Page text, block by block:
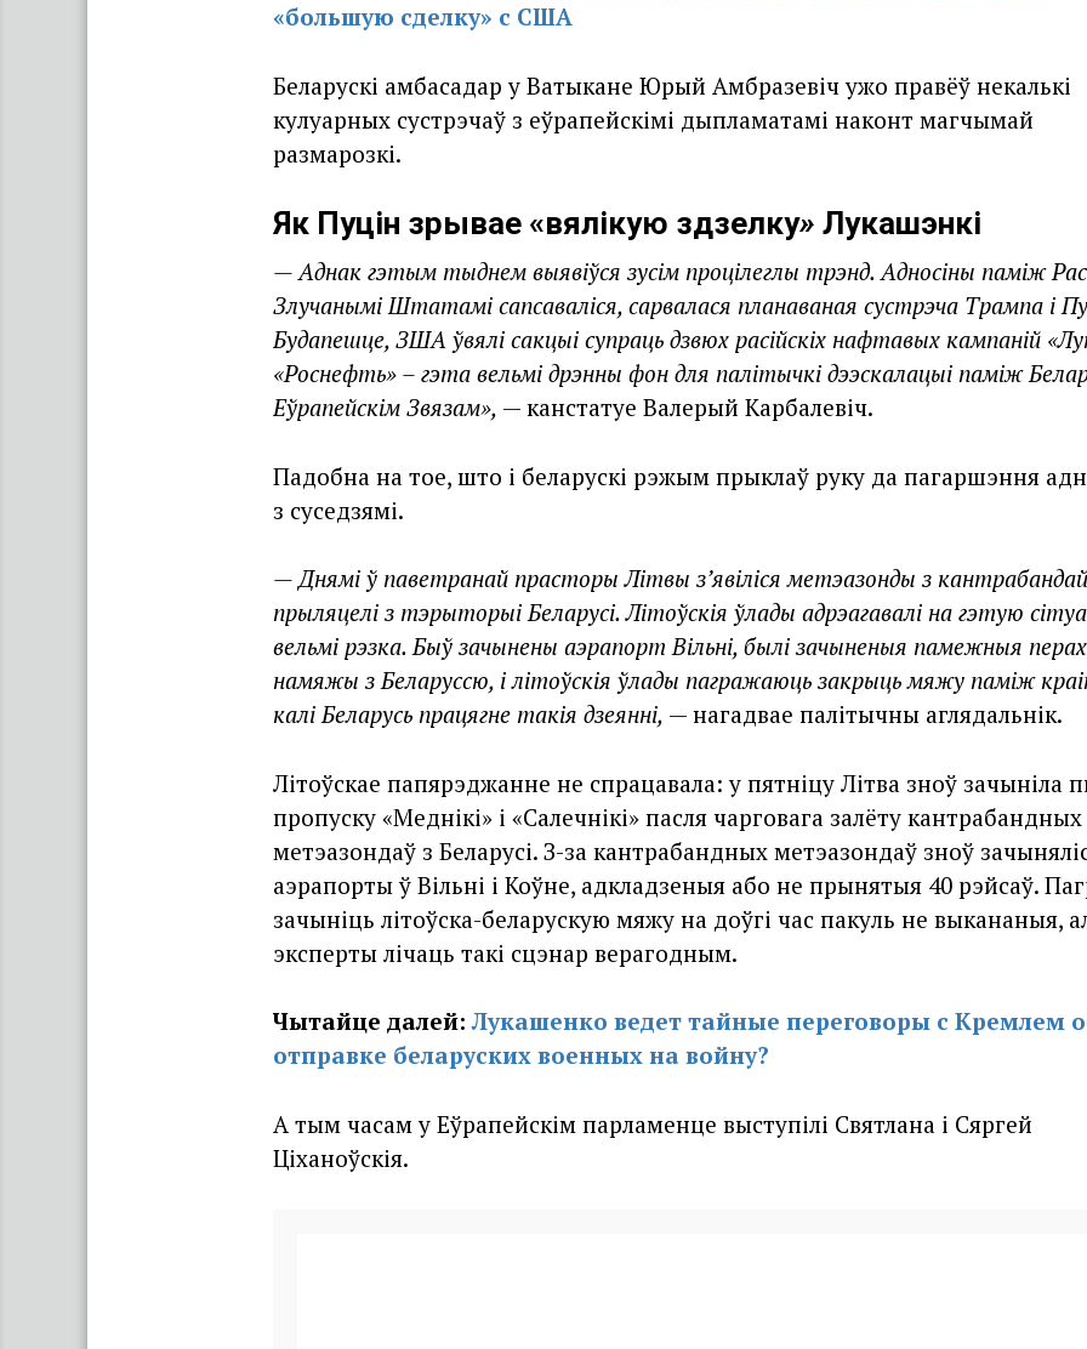
«большую сделку» с США
Беларускі амбасадар у Ватыкане Юрый Амбразевіч ужо правёў некалькі
кулуарных сустрэчаў з еўрапейскімі дыпламатамі наконт магчымай
размарозкі.
Як Пуцін зрывае «вялікую здзелку» Лукашэнкі
— Аднак гэтым тыднем выявіўся зусім процілеглы трэнд. Адносіны паміж
Злучанымі Штатамі сапсаваліся, сарвалася планаваная сустрэча Трампа і
Будапешце, ЗША ўвялі сакцыі супраць дзвюх расійскіх нафтавых кампаній
«Роснефть» – гэта вельмі дрэнны фон для палітычкі дээскалацыі паміж
Еўрапейскім Звязам», — канстатуе Валерый Карбалевіч.
Падобна на тое, што і беларускі рэжым прыклаў руку да пагаршэння
з суседзямі.
— Днямі ў паветранай прасторы Літвы з’явіліся метэазонды з
прыляцелі з тэрыторыі Беларусі. Літоўскія ўлады адрэагавалі на гэтую
вельмі рэзка. Быў зачынены аэрапорт Вільні, былі зачыненыя памежныя
намяжы з Беларуссю, і літоўскія ўлады пагражаюць закрыць мяжу паміж
калі Беларусь працягне такія дзеянні, — нагадвае палітычны аглядальнік.
Літоўскае папярэджанне не спрацавала: у пятніцу Літва зноў зачыніла
пропуску «Меднікі» і «Салечнікі» пасля чарговага залёту кантрабандных
метэазондаў з Беларусі. З-за кантрабандных метэазондаў зноў
аэрапорты ў Вільні і Коўне, адкладзеныя або не прынятыя 40 рэйсаў.
зачыніць літоўска-беларускую мяжу на доўгі час пакуль не выкананыя,
эксперты лічаць такі сцэнар верагодным.
Чытайце далей:Лукашенко ведет тайные переговоры с Кремлем
отправке беларуских военных на войну?
А тым часам у Еўрапейскім парламенце выступілі Святлана і Сяргей
Ціханоўскія.